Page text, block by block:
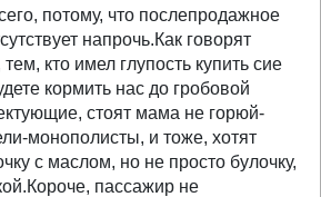
потому, что послепродажное
напрочь.Как говорят
кто имел глупость купить сие
кормить нас до гробовой
стоят мама не горюй-
монополисты, и тоже, хотят
с маслом, но не просто булочку,
пассажир не